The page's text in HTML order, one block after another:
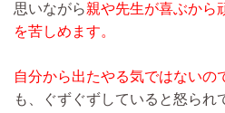
思いながら親や先生が喜ぶから
を苦しめます。
自分から出たやる気ではないの
も、ぐずぐずしていると怒られ